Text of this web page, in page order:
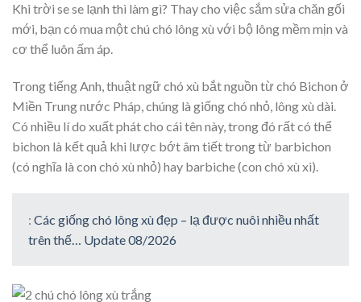
Khi trời se se lạnh thì làm gì? Thay cho việc sắm sửa chăn gối
mới, bạn có mua một chú chó lông xù với bộ lông mềm mịn và
cơ thể luôn ấm áp.
Trong tiếng Anh, thuật ngữ chó xù bắt nguồn từ chó Bichon ở
Miền Trung nước Pháp, chúng là giống chó nhỏ, lông xù dài.
Có nhiều lí do xuất phát cho cái tên này, trong đó rất có thể
bichon là kết quả khi lược bớt âm tiết trong từ barbichon
(có nghĩa là con chó xù nhỏ) hay barbiche (con chó xù xì).
: Các giống chó lông xù đẹp – lạ được nuôi nhiều nhất
trên thế… Update 08/2026